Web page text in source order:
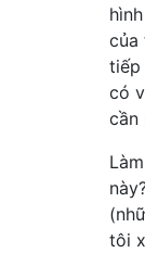
của
tiếp
có
cần
tôi